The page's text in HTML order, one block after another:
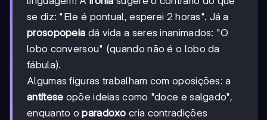
se diz: "Ele é pontual, esperei 2 horas". Já a
prosopopeia dá vida a seres inanimados: "O
lobo conversou" (quando não é o lobo da
fábula).
Algumas figuras trabalham com oposições: a
antítese opõe ideias como "doce e salgado",
enquanto oparadoxo cria contradições